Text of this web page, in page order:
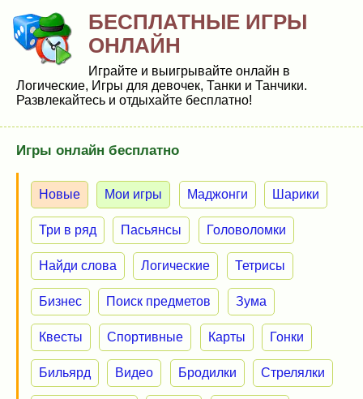
БЕСПЛАТНЫЕ ИГРЫ
ОНЛАЙН
Играйте и выигрывайте онлайн в
Логические, Игры для девочек, Танки и Танчики.
Развлекайтесь и отдыхайте бесплатно!
Игры онлайн бесплатно
Новые Мои игры Маджонги Шарики
Три в ряд Пасьянсы Головоломки
Найди слова Логические Тетрисы
Бизнес Поиск предметов Зума
Квесты Спортивные Карты Гонки
Бильярд Видео Бродилки Стрелялки